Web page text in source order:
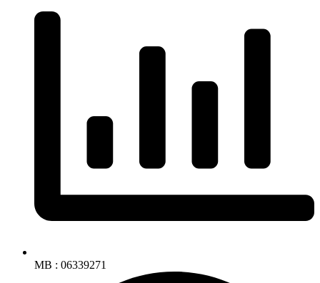
MB : 06339271